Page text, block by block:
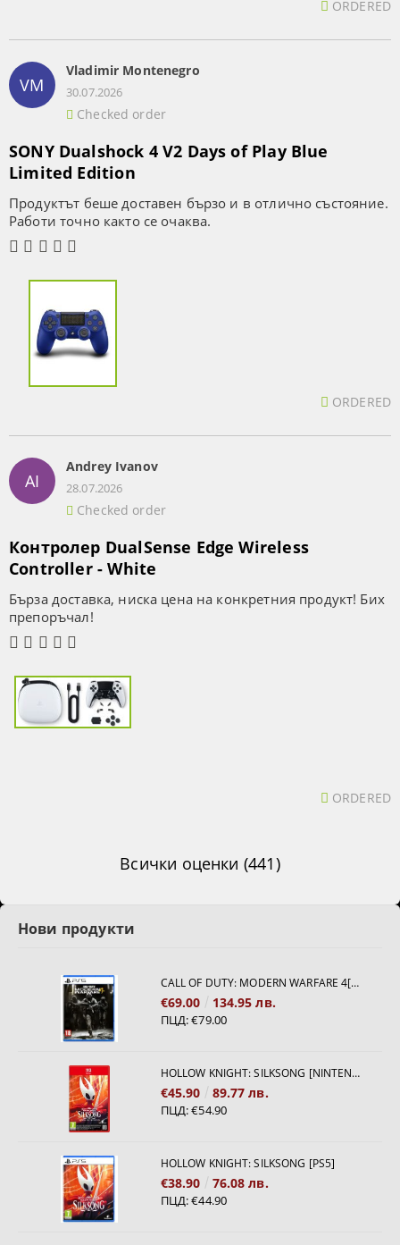
ORDERED
VM
Vladimir Montenegro
30.07.2026
Checked order
SONY Dualshock 4 V2 Days of Play Blue
Limited Edition
Продуктът беше доставен бързо и в отлично състояние.
Работи точно както се очаква.
ORDERED
AI
Andrey Ivanov
28.07.2026
Checked order
Контролер DualSense Edge Wireless
Controller - White
Бърза доставка, ниска цена на конкретния продукт! Бих
препоръчал!
ORDERED
Всички оценки (441)
Нови продукти
CALL OF DUTY: MODERN WARFARE 4[PS5]
€69.00 134.95 лв.
ПЦД:€79.00
HOLLOW KNIGHT: SILKSONG [NINTENDO SWITCH 2]
€45.90 89.77 лв.
ПЦД:€54.90
HOLLOW KNIGHT: SILKSONG [PS5]
€38.90 76.08 лв.
ПЦД:€44.90